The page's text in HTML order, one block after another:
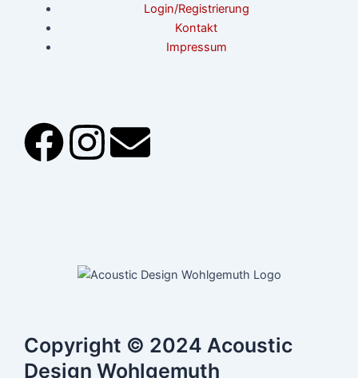
Login/Registrierung
Kontakt
Impressum
F
o
I
t
g
E
e
o
Copyright © 2024 Acoustic
Design Wohlgemuth